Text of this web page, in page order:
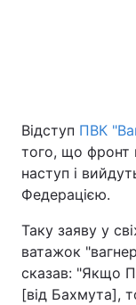
Відступ ПВК
того, що фронт
наступ і
Федерацією.
Таку заяву у
ватажок
сказав: "Якщо
[від Бахмута],